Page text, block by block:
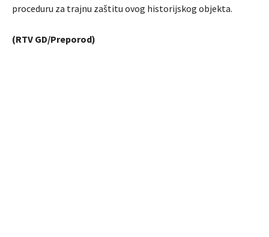
proceduru za trajnu zaštitu ovog historijskog objekta.
(RTV GD/Preporod)